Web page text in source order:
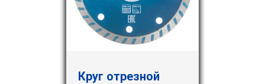
Круг отрезной